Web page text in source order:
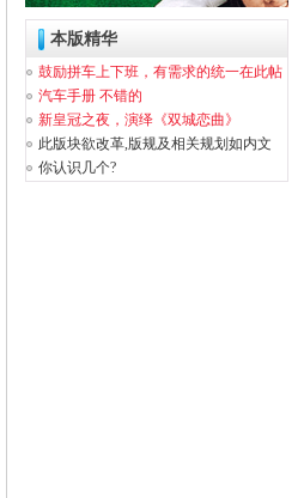
本版精华
鼓励拼车上下班，有需求的统一在此帖
发布
汽车手册 不错的
新皇冠之夜，演绎《双城恋曲》
此版块欲改革,版规及相关规划如内文
你认识几个?